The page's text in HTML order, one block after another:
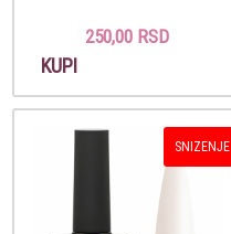
250,00 RSD
KUPI
SNIZENJE